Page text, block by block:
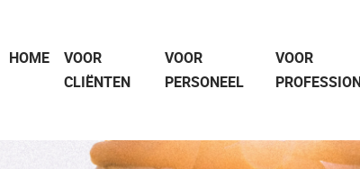
HOME
VOOR
CLIËNTEN
VOOR
PERSONEEL
VOOR